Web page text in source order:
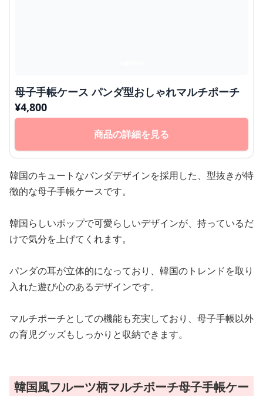
母子手帳ケース パンダ型おしゃれマルチポーチ
¥4,800
商品の詳細を見る
韓国のキュートなパンダデザインを採用した、型抜きが特
徴的な母子手帳ケースです。
韓国らしいポップで可愛らしいデザインが、持っているだ
けで気分を上げてくれます。
パンダの耳が立体的になっており、韓国のトレンドを取り
入れた遊び心のあるデザインです。
マルチポーチとしての機能も充実しており、母子手帳以外
の育児グッズもしっかりと収納できます。
韓国風フルーツ柄マルチポーチ母子手帳ケー